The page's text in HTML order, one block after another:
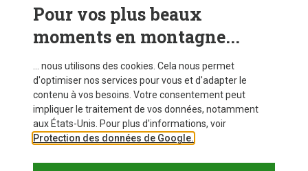
Vous économisez 40% Vous économisez 38%
Pour vos plus beaux
moments en montagne...
... nous utilisons des cookies. Cela nous permet
d'optimiser nos services pour vous et d'adapter le
contenu à vos besoins. Votre consentement peut
impliquer le traitement de vos données, notamment
aux États-Unis. Pour plus d'informations, voir
Protection des données de Google.